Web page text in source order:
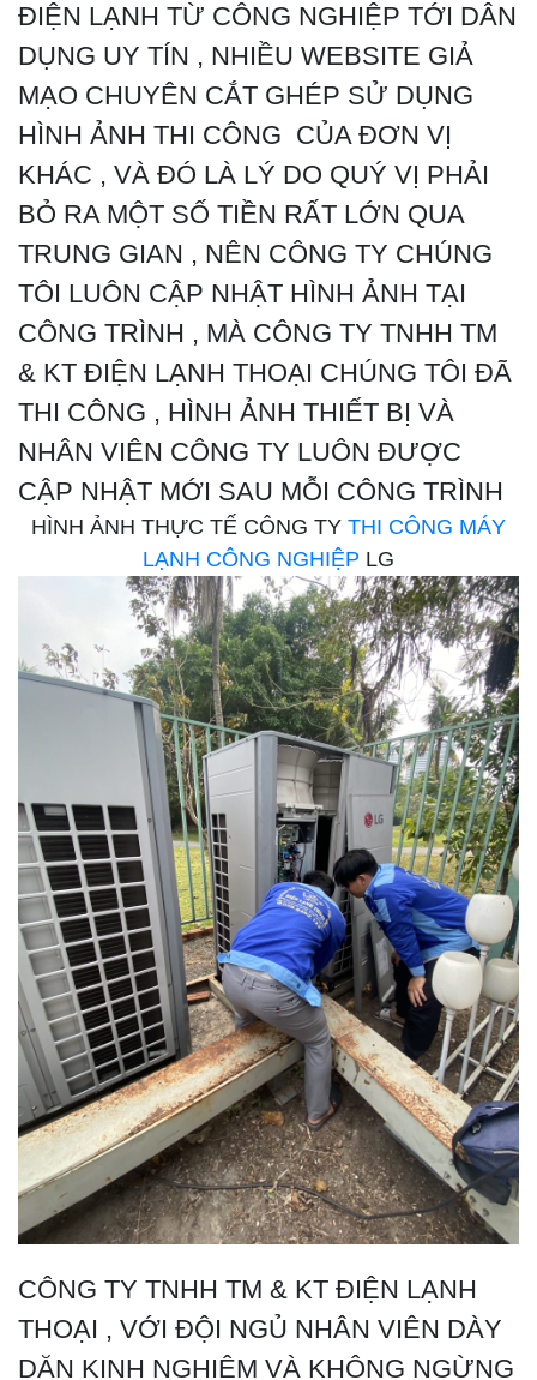
ĐIỆN LẠNH TỪ CÔNG NGHIỆP TỚI DÂN
DỤNG UY TÍN , NHIỀU WEBSITE GIẢ
MẠO CHUYÊN CẮT GHÉP SỬ DỤNG
HÌNH ẢNH THI CÔNG CỦA ĐƠN VỊ
KHÁC , VÀ ĐÓ LÀ LÝ DO QUÝ VỊ PHẢI
BỎ RA MỘT SỐ TIỀN RẤT LỚN QUA
TRUNG GIAN , NÊN CÔNG TY CHÚNG
TÔI LUÔN CẬP NHẬT HÌNH ẢNH TẠI
CÔNG TRÌNH , MÀ CÔNG TY TNHH TM
& KT ĐIỆN LẠNH THOẠI CHÚNG TÔI ĐÃ
THI CÔNG , HÌNH ẢNH THIẾT BỊ VÀ
NHÂN VIÊN CÔNG TY LUÔN ĐƯỢC
CẬP NHẬT MỚI SAU MỖI CÔNG TRÌNH
HÌNH ẢNH THỰC TẾ CÔNG TY THI CÔNG MÁY
LẠNH CÔNG NGHIỆP LG
CÔNG TY TNHH TM & KT ĐIỆN LẠNH
THOẠI , VỚI ĐỘI NGỦ NHÂN VIÊN DÀY
DẶN KINH NGHIỆM VÀ KHÔNG NGỪNG